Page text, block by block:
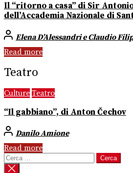
Il “ritorno a casa” di Sir
dell’Accademia Nazionale di
Elena D’Alessandri e Claudio
Read more
Teatro
Culture Teatro
“Il gabbiano”, di Anton Čechov
Danilo Amione
Read more
Ricerca
per: